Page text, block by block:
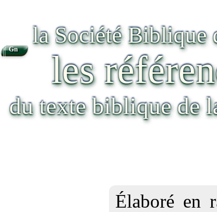
la Société Biblique
les
du texte biblique de
Élaboré en
Gn